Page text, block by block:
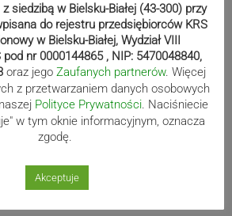
ze spadkowiczem na
Podbeskidzie – Lechia 2:2 |
zieloni nadal niepokonani.
– Stal 3:1 | ZDJĘCIA
siedzibą w Bielsku-Białej (43-300) przy
do rejestru przedsiębiorców KRS
w Bielsku-Białej, Wydział VIII
nr 0000144865 , NIP: 5470048840,
oraz jego Zaufanych partnerów. Więcej
z przetwarzaniem danych osobowych
Polityce Prywatności. Naciśniecie
w tym oknie informacyjnym, oznacza
zgodę.
Akceptuje